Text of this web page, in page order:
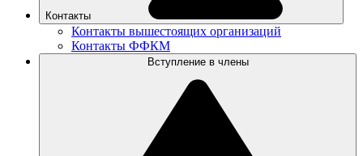
Контакты
Контакты вышестоящих организаций
Контакты ФФКМ
Вступление в члены